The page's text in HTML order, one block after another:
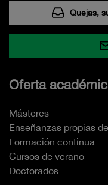
Quejas,
Oferta
Másteres
Enseñanzas propias
Formación continua
Cursos de verano
Doctorados